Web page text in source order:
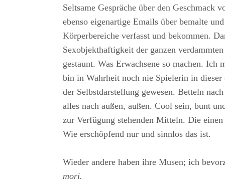
Seltsame Gespräche über den Geschmack
ebenso eigenartige Emails über bemalte
Körperbereiche verfasst und bekommen.
Sexobjekthaftigkeit der ganzen
gestaunt. Was Erwachsene so machen. Ich
bin in Wahrheit noch nie Spielerin in
der Selbstdarstellung gewesen. Betteln
alles nach außen, außen. Cool sein, bunt
zur Verfügung stehenden Mitteln. Die
Wie erschöpfend nur und sinnlos das ist.
Wieder andere haben ihre Musen; ich
mori.